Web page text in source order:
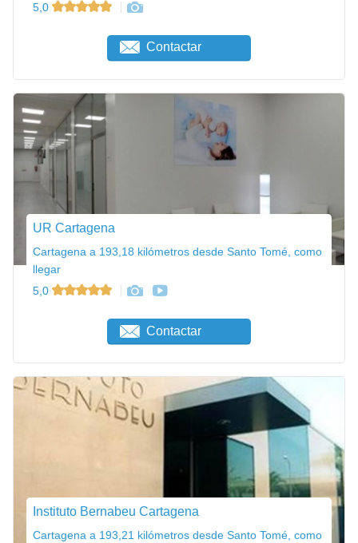
5,0
Contactar
UR Cartagena
Cartagena a 193,18 kilómetros desde Santo Tomé, como
llegar
5,0
Contactar
Instituto Bernabeu Cartagena
Cartagena a 193,21 kilómetros desde Santo Tomé, como